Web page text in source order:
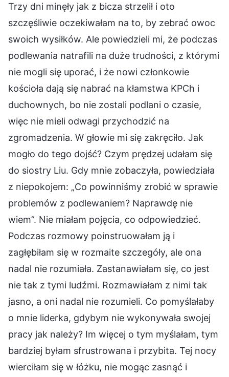
Trzy dni minęły jak z bicza strzelił i oto
szczęśliwie oczekiwałam na to, by zebrać owoc
swoich wysiłków. Ale powiedzieli mi, że podczas
podlewania natrafili na duże trudności, z którymi
nie mogli się uporać, i że nowi członkowie
kościoła dają się nabrać na kłamstwa KPCh i
duchownych, bo nie zostali podlani o czasie,
więc nie mieli odwagi przychodzić na
zgromadzenia. W głowie mi się zakręciło. Jak
mogło do tego dojść? Czym prędzej udałam się
do siostry Liu. Gdy mnie zobaczyła, powiedziała
z niepokojem: „Co powinniśmy zrobić w sprawie
problemów z podlewaniem? Naprawdę nie
wiem”. Nie miałam pojęcia, co odpowiedzieć.
Podczas rozmowy poinstruowałam ją i
zagłębiłam się w rozmaite szczegóły, ale ona
nadal nie rozumiała. Zastanawiałam się, co jest
nie tak z tymi ludźmi. Rozmawiałam z nimi tak
jasno, a oni nadal nie rozumieli. Co pomyślałaby
o mnie liderka, gdybym nie wykonywała swojej
pracy jak należy? Im więcej o tym myślałam, tym
bardziej byłam sfrustrowana i przybita. Tej nocy
wierciłam się w łóżku, nie mogąc zasnąć i